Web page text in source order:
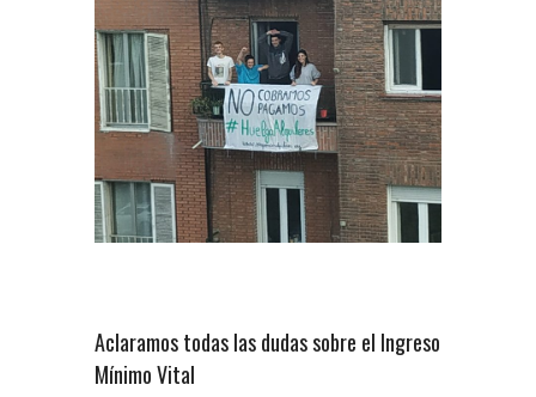
Aclaramos todas las dudas sobre el Ingreso
Mínimo Vital